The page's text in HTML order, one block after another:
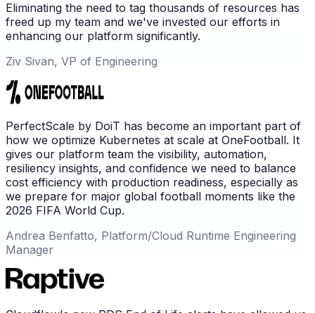
Eliminating the need to tag thousands of resources has
freed up my team and we've invested our efforts in
enhancing our platform significantly.
Ziv Sivan, VP of Engineering
PerfectScale by DoiT has become an important part of
how we optimize Kubernetes at scale at OneFootball. It
gives our platform team the visibility, automation,
resiliency insights, and confidence we need to balance
cost efficiency with production readiness, especially as
we prepare for major global football moments like the
2026 FIFA World Cup.
Andrea Benfatto, Platform/Cloud Runtime Engineering
Manager